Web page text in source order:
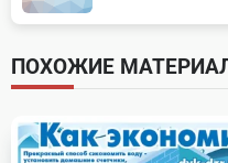
subtitle
screen-
reader-
text">Page</span>
ПОХОЖИЕ